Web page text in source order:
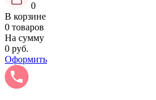
0
В корзине
0 товаров
На сумму
0 руб.
Оформить